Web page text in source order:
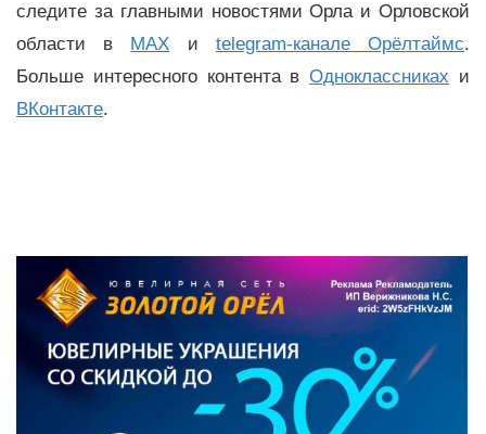
следите за главными новостями Орла и Орловской
области в MAX и telegram-канале Орёлтаймс.
Больше интересного контента вОдноклассниках и
ВКонтакте.